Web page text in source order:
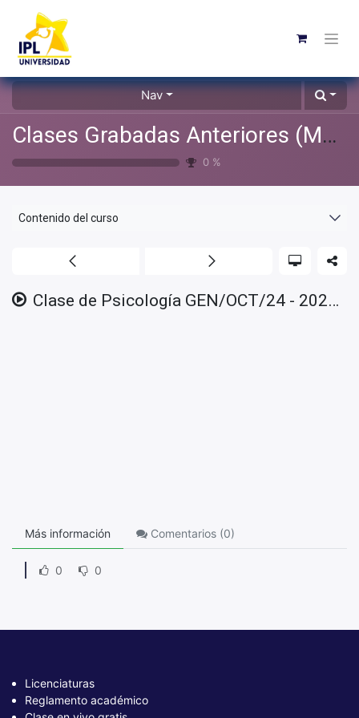
Nav
Clases Grabadas Anteriores (Material de apoyo para alumnos)
0 %
Contenido del curso
Clase de Psicología GEN/OCT/24 - 2025/02/21
Más información Comentarios (0)
0 0
Licenciaturas
Reglamento académico